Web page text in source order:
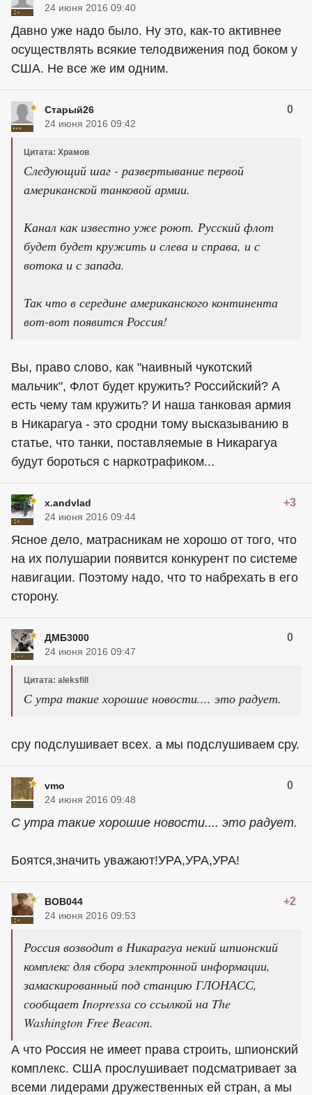
24 июня 2016 09:40
Давно уже надо было. Ну это, как-то активнее
осуществлять всякие телодвижения под боком у
США. Не все же им одним.
Старый26 0
24 июня 2016 09:42
Цитата: Храмов
Следующий шаг - развертывание первой
американской танковой армии.
Канал как известно уже роют. Русский флот
будет будет кружить и слева и справа, и с
вотока и с запада.
Так что в середине американского континента
вот-вот появится Россия!
Вы, право слово, как "наивный чукотский
мальчик", Флот будет кружить? Российский? А
есть чему там кружить? И наша танковая армия
в Никарагуа - это сродни тому высказыванию в
статье, что танки, поставляемые в Никарагуа
будут бороться с наркотрафиком...
x.andvlad +3
24 июня 2016 09:44
Ясное дело, матрасникам не хорошо от того, что
на их полушарии появится конкурент по системе
навигации. Поэтому надо, что то набрехать в его
сторону.
ДМБ3000 0
24 июня 2016 09:47
Цитата: aleksfill
С утра такие хорошие новости.... это радует.
сру подслушивает всех. а мы подслушиваем сру.
vmo 0
24 июня 2016 09:48
С утра такие хорошие новости.... это радует.
Боятся,значить уважают!УРА,УРА,УРА!
BOB044 +2
24 июня 2016 09:53
Россия возводит в Никарагуа некий шпионский
комплекс для сбора электронной информации,
замаскированный под станцию ГЛОНАСС,
сообщает Inopressa со ссылкой на The
Washington Free Beacon.
А что Россия не имеет права строить, шпионский
комплекс. США прослушивает подсматривает за
всеми лидерами дружественных ей стран, а мы